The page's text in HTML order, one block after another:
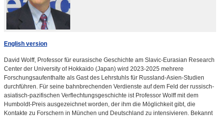
English version
David Wolff, Professor für eurasische Geschichte am Slavic-Eurasian Research
Center der University of Hokkaido (Japan) wird 2023-2025 mehrere
Forschungsaufenthalte als Gast des Lehrstuhls für Russland-Asien-Studien
durchführen. Für seine bahnbrechenden Verdienste auf dem Feld der russisch-
asiatisch-pazifischen Verflechtungsgeschichte ist Professor Wolff mit dem
Humboldt-Preis ausgezeichnet worden, der ihm die Möglichkeit gibt, die
Kontakte zu Forschern in München und Deutschland zu intensivieren. Bekannt